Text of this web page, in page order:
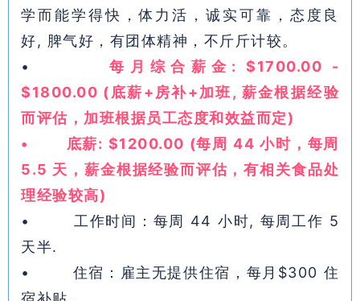
学而能学得快，体力活，诚实可靠，态度良
好, 脾气好，有团体精神，不斤斤计较。
•每月综合薪金: $1700.00 -
$1800.00 (底薪+房补+加班, 薪金根据经验
而评估，加班根据员工态度和效益而定)
• 底薪: $1200.00 (每周 44 小时，每周
5.5 天，薪金根据经验而评估，有相关食品处
理经验较高)
• 工作时间：每周 44 小时, 每周工作 5
天半.
• 住宿：雇主无提供住宿，每月$300 住